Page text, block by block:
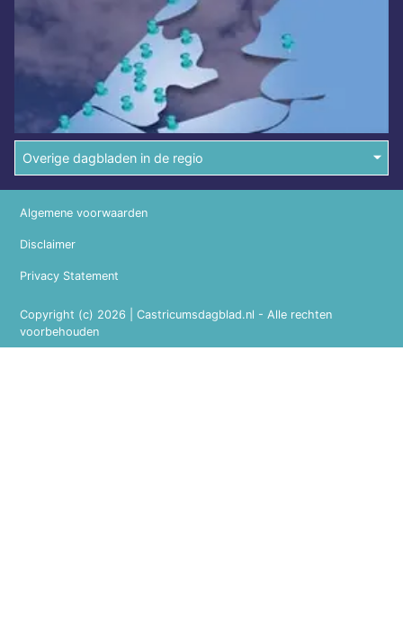
Overige dagbladen in de regio
Copyright (c) 2026 | Castricumsdagblad.nl - Alle rechten
voorbehouden
Algemene voorwaarden
Disclaimer
Privacy Statement